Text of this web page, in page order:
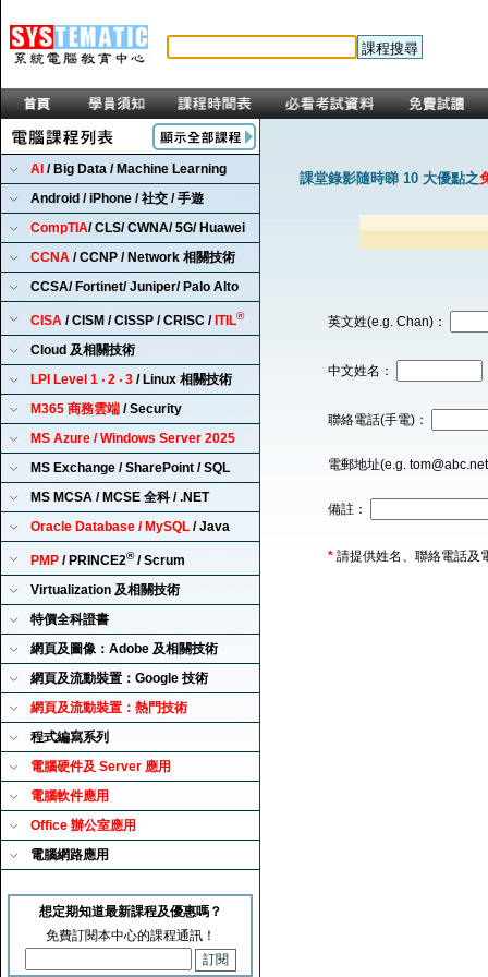
AI / Big Data / Machine Learning
Android / iPhone / 社交 / 手遊
CompTIA/ CLS/ CWNA/ 5G/ Huawei
CCNA / CCNP / Network 相關技術
CCSA/ Fortinet/ Juniper/ Palo Alto
CISA / CISM / CISSP / CRISC / ITIL®
Cloud 及相關技術
LPI Level 1 ‧ 2 ‧ 3 / Linux 相關技術
M365 商務雲端 / Security
MS Azure / Windows Server 2025
MS Exchange / SharePoint / SQL
MS MCSA / MCSE 全科 / .NET
Oracle Database / MySQL / Java
PMP / PRINCE2®/ Scrum
Virtualization 及相關技術
特價全科證書
網頁及圖像：Adobe 及相關技術
網頁及流動裝置：Google 技術
網頁及流動裝置：熱門技術
程式編寫系列
電腦硬件及 Server 應用
電腦軟件應用
Office 辦公室應用
電腦網路應用
想定期知道最新課程及優惠嗎？
免費訂閱本中心的課程通訊！
課堂錄影隨時睇 10 大優點之
英文姓(e.g. Chan)：
中文姓名：
聯絡電話(手電)：
電郵地址(e.g.
備註：
* 請提供姓名、聯絡電話及